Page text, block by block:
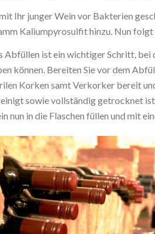
Ihr junger Wein vor Bakterien
Kaliumpyrosulfit hinzu. Nun
Abfüllen ist ein wichtiger Schritt, bei
können. Bereiten Sie vor dem
Korken samt Verkorker bereit
sowie vollständig getrocknet
nun in die Flaschen füllen und mit